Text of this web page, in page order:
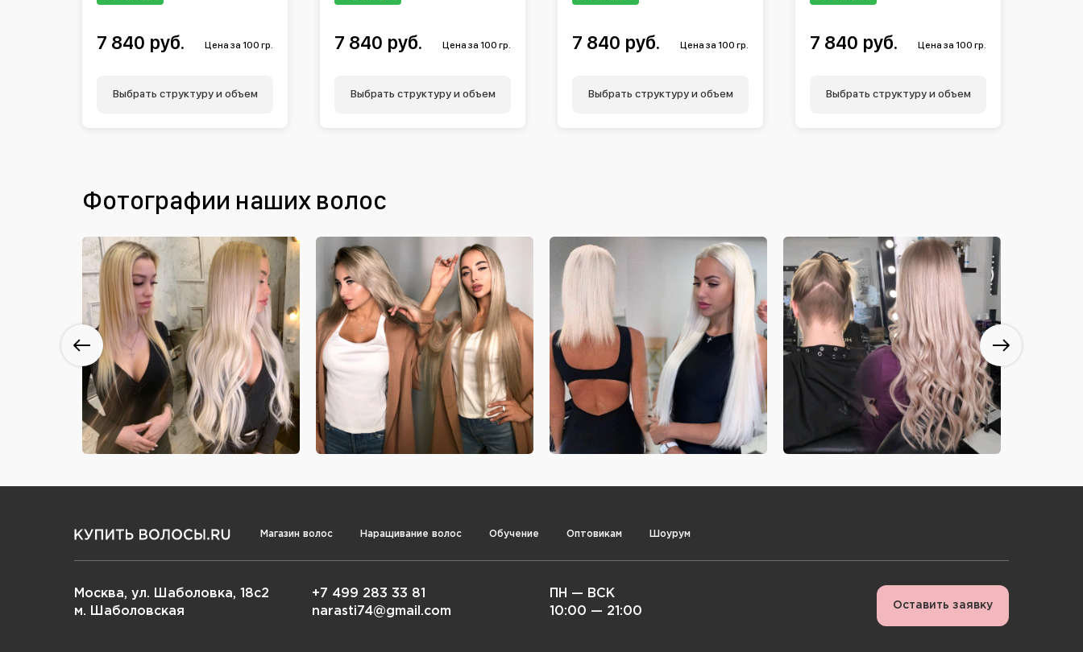
7 840 руб. Цена за 100 гр.
Выбрать структуру и объем
7 840 руб. Цена за 100 гр.
Выбрать структуру и объем
7 840 руб. Цена за 100 гр.
Выбрать структуру и объем
7 840 руб. Цена за 100 гр.
Выбрать структуру и объем
Фотографии наших волос
Магазин волос Наращивание волос Обучение Оптовикам Шоурум
Москва, ул. Шаболовка, 18с2
м. Шаболовская
+7 499 283 33 81
narasti74@gmail.com
ПН — ВСК
10:00 — 21:00
Оставить заявку